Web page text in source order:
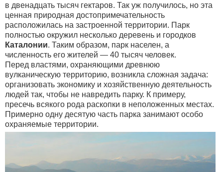
в двенадцать тысяч гектаров. Так уж получилось, но эта
ценная природная достопримечательность
расположилась на застроенной территории. Парк
полностью окружил несколько деревень и городков
Каталонии. Таким образом, парк населен, а
численность его жителей — 40 тысяч человек.
Перед властями, охраняющими древнюю
вулканическую территорию, возникла сложная задача:
организовать экономику и хозяйственную деятельность
людей так, чтобы не навредить парку. К примеру,
пресечь всякого рода раскопки в неположенных местах.
Примерно одну десятую часть парка занимают особо
охраняемые территории.